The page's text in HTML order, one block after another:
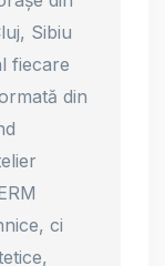
Sibiu
fiecare
din
ci